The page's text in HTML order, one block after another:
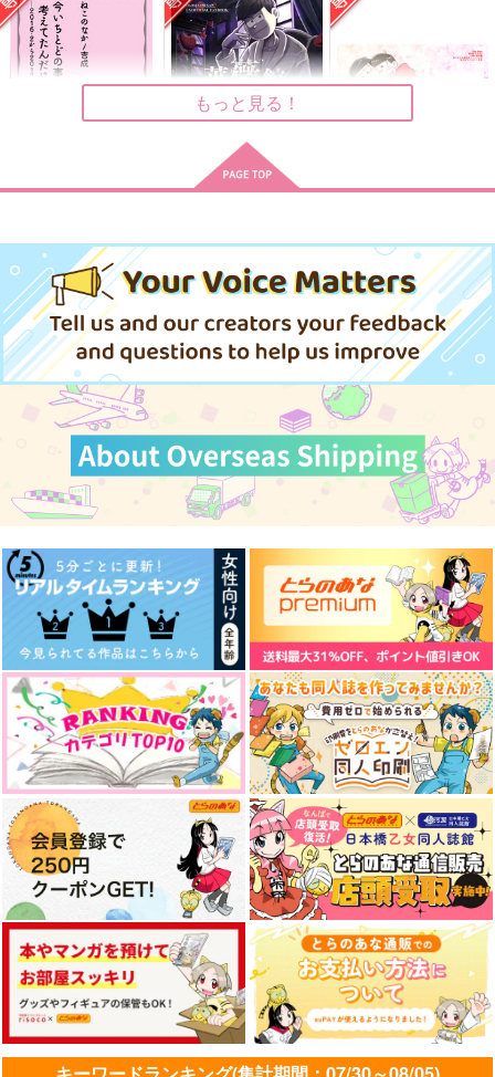
ひっつきもっつき
472円 （税込）
松野一松×松野カラ松
岸人
472円（税込）
松野カラ松×松野一松
作品詳細
堕ちている
1,100円（税込）
好屋牢
800円（税込）
松野カラ松×松野一松
サンプル
作品詳細
行き詰まる暮らし
岸人
629円（税込）
松野カラ松×松野一松
サンプル
作品詳細
おめがのことのは 前
ハンマードリル
629円（税込）
松野カラ松×松野一松
サンプル
作品詳細
キスしないと出られな
い部屋
好屋牢
660円 （税込）
松野カラ松×松野一松
The End of Summer
ねこのなか
275円（税込）
松野一松×松野トド松
ニチリンソウノハナコ
トバ
ぴかぴかぽけっと
550円（税込）
松野一松×松野十四松
たんだけど
ねこのなか
専売 275円（税込）
おそ松さん
松野一松×松野トド松
サンプル
カート
シュトルムの祝典2
専売 1,147円（税込）
松野カラ松
松野一松
サンプル
はちみつノイズ
専売 787円（税込）
おそ松さん
松野一松×松野おそ松
サンプル
PIECE OF CAKE
キナコロンド
専売 787円（税込）
おそ松さん
松野一松×松野チョロ松
サンプル
カート
もっと見る！